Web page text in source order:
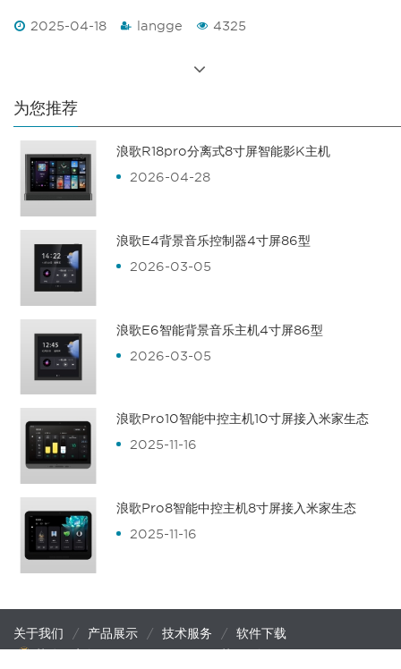
2025-04-18 langge 4325
为您推荐
浪歌R18pro分离式8寸屏智能影K主机
2026-04-28
浪歌E4背景音乐控制器4寸屏86型
2026-03-05
浪歌E6智能背景音乐主机4寸屏86型
2026-03-05
浪歌Pro10智能中控主机10寸屏接入米家生态
2025-11-16
浪歌Pro8智能中控主机8寸屏接入米家生态
2025-11-16
关于我们 产品展示 技术服务
软件下载